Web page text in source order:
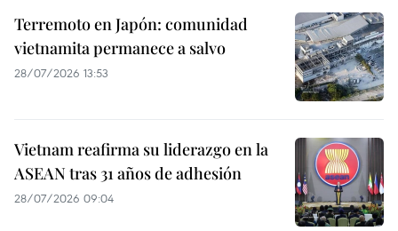
Terremoto en Japón: comunidad
vietnamita permanece a salvo
28/07/2026 13:53
Vietnam reafirma su liderazgo en la
ASEAN tras 31 años de adhesión
28/07/2026 09:04